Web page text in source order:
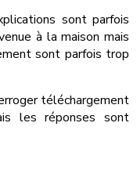
sont parfois
à la maison mais
sont parfois trop
téléchargement
les réponses sont